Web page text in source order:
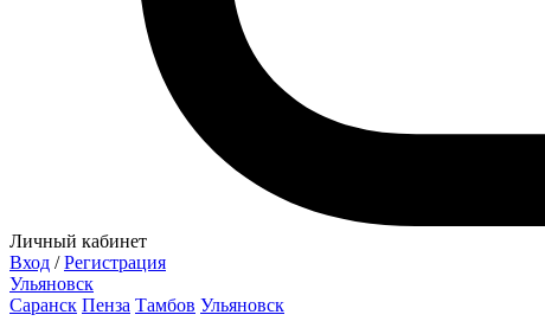
Личный кабинет
Вход / Регистрация
Ульяновск
Саранск Пенза Тамбов Ульяновск